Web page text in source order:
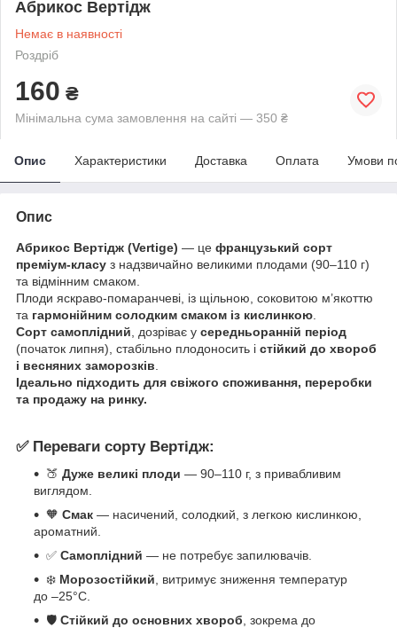
Абрикос Вертідж
Немає в наявності
Роздріб
160 ₴
Мінімальна сума замовлення на сайті — 350 ₴
Опис Характеристики Доставка Оплата Умови
Опис
Абрикос Вертідж (Vertige) — це французький сорт
преміум-класу з надзвичайно великими плодами (90–110 г)
та відмінним смаком.
Плоди яскраво-помаранчеві, із щільною, соковитою м’якоттю
та гармонійним солодким смаком із кислинкою
Сорт самоплідний , дозріває у середньоранній період
(початок липня), стабільно плодоносить і стійкий до хвороб
і весняних заморозків
Ідеально підходить для свіжого споживання, переробки
та продажу на ринку.
✅ Переваги сорту Вертідж:
🍑 Дуже великі плоди — 90–110 г, з привабливим
виглядом.
🧡 Смак — насичений, солодкий, з легкою кислинкою,
ароматний.
✅ Самоплідний — не потребує запилювачів.
❄️ Морозостійкий , витримує зниження температур
до –25°C.
🛡️ Стійкий до основних хвороб , зокрема до